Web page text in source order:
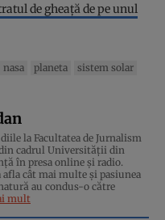
de gheață de pe unul
nasa planeta sistem solar
la Facultatea de Jurnalism
cadrul Universității din
în presa online și radio.
cât mai multe și pasiunea
au condus-o către
mult